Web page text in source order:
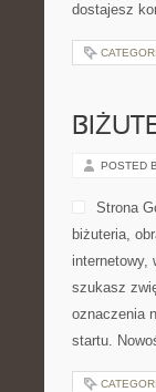
dostajesz
POSTED
Strona
biżuteria,
internetowy,
szukasz
oznaczenia
startu.